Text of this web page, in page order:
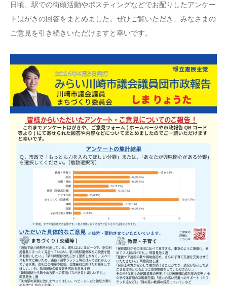
日頃、駅での街頭活動やポスティングなどでお配りしたアンケー
トはがきの回答をまとめました。ぜひご覧いただき、みなさまの
ご意見を引き続きいただけますと幸いです。